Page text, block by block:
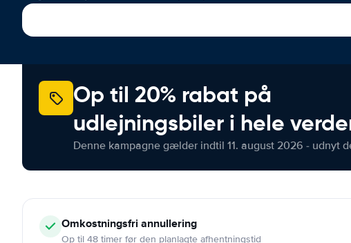
Op til 20% rabat på
udlejningsbiler i hele
Denne kampagne gælder indtil 11. august 2026 - udnyt
Omkostningsfri annullering
Op til 48 timer før den planlagte afhentningstid